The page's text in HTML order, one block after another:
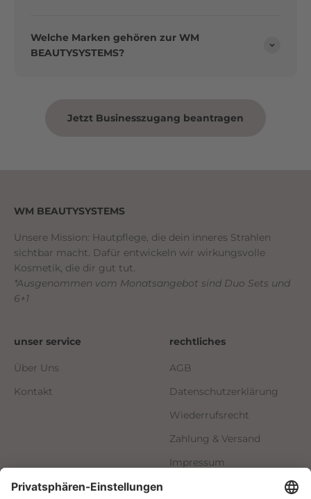
Welche Marken gehören zur WM
BEAUTYSYSTEMS?
Jetzt Businesszugang beantragen
WM BEAUTYSYSTEMS
Unsere Mission: Hautpflege, die dein inneres Strahlen
sichtbar macht. Dafür entwickeln wir wirkungsvolle
Kosmetik, die dir gut tut.
*Ausgenommen vom Monatsangebot sind Duo Sets und
6+1
unser service
Über Uns
Kontakt
rechtliches
AGB
Datenschutzerklärung
Wiederrufsrecht
Zahlung & Versand
Impressum